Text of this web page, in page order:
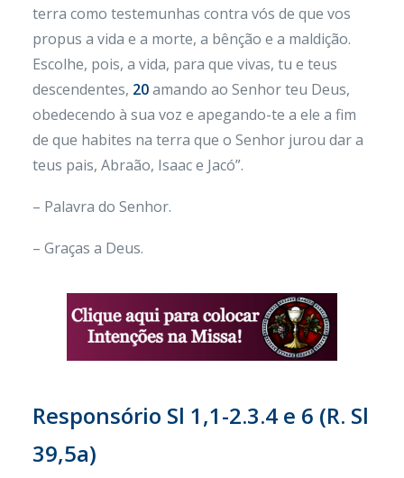
terra como testemunhas contra vós de que vos
propus a vida e a morte, a bênção e a maldição.
Escolhe, pois, a vida, para que vivas, tu e teus
descendentes, 20amando ao Senhor teu Deus,
obedecendo à sua voz e apegando-te a ele a fim
de que habites na terra que o Senhor jurou dar a
teus pais, Abraão, Isaac e Jacó”.
– Palavra do Senhor.
– Graças a Deus.
Responsório Sl 1,1-2.3.4 e 6 (R. Sl
39,5a)